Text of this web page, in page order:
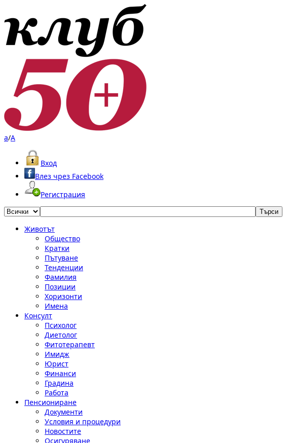
a/A
Вход
Влез чрез Facebook
Регистрация
Животът
Общество
Кратки
Пътуване
Тенденции
Фамилия
Позиции
Хоризонти
Имена
Консулт
Психолог
Диетолог
Фитотерапевт
Имидж
Юрист
Финанси
Градина
Работа
Пенсиониране
Документи
Условия и процедури
Новостите
Осигуряване